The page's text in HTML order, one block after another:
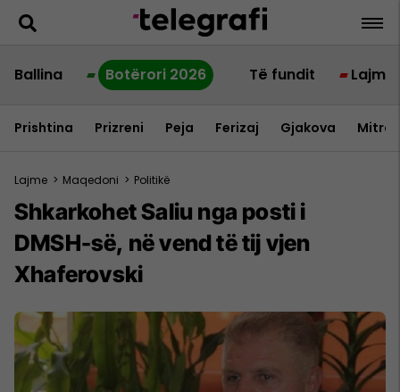
Ballina Botërori 2026 Të fundit Lajme
Prishtina Prizreni Peja Ferizaj Gjakova
Lajme > Maqedoni > Politikë
Shkarkohet Saliu nga posti i
DMSH-së, në vend të tij vjen
Xhaferovski